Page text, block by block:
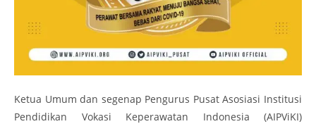
Ketua Umum dan segenap Pengurus Pusat Asosiasi Institusi
Pendidikan Vokasi Keperawatan Indonesia (AIPViKI)